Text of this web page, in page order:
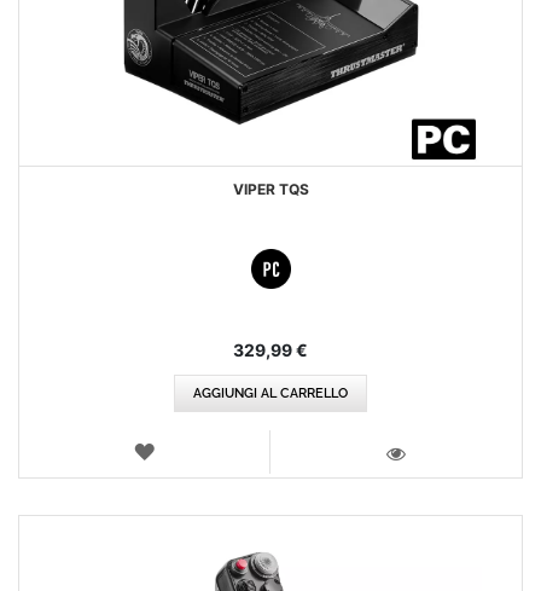
VIPER TQS
329,99 €
AGGIUNGI AL CARRELLO
LISTA